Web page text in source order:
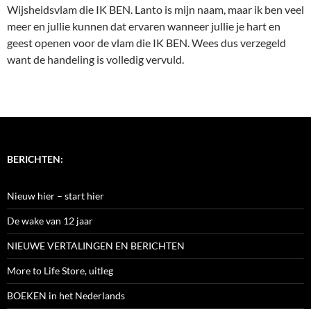
Wijsheidsvlam die IK BEN. Lanto is mijn naam, maar ik ben veel
meer en jullie kunnen dat ervaren wanneer jullie je hart en
geest openen voor de vlam die IK BEN. Wees dus verzegeld
want de handeling is volledig vervuld.
BERICHTEN:
Nieuw hier – start hier
De wake van 12 jaar
NIEUWE VERTALINGEN EN BERICHTEN
More to Life Store, uitleg
BOEKEN in het Nederlands